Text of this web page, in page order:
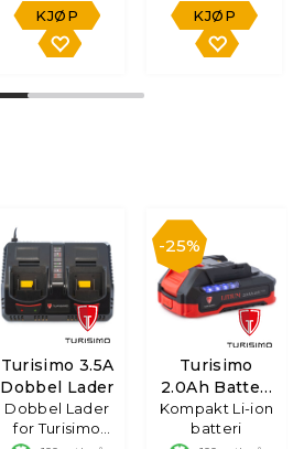
KJØP KJØP
Turisimo 3.5A
Dobbel Lader
Dobbel Lader
for Turisimo
25%
Turisimo
2.0Ah Batteri
20V
Kompakt Li-ion
batteri